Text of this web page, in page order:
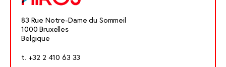
83 Rue Notre-Dame du Sommeil
1000 Bruxelles
Belgique
t. +32 2 410 63 33